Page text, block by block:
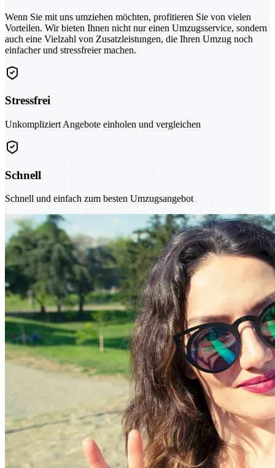
Wenn Sie mit uns umziehen möchten, profitieren Sie von vielen
Vorteilen. Wir bieten Ihnen nicht nur einen Umzugsservice, sondern
auch eine Vielzahl von Zusatzleistungen, die Ihren Umzug noch
einfacher und stressfreier machen.
Stressfrei
Unkompliziert Angebote einholen und vergleichen
Schnell
Schnell und einfach zum besten Umzugsangebot